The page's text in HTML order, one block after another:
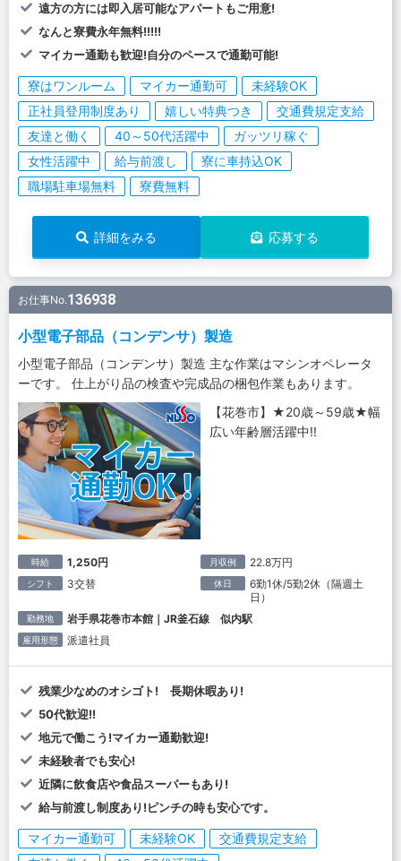
遠方の方には即入居可能なアパートもご用意!
なんと寮費永年無料!!!!!
マイカー通勤も歓迎!自分のペースで通勤可能!
寮はワンルーム マイカー通勤可
未経験OK
正社員登用制度あり
嬉しい特典つき
交通費規定支給
友達と働く
40～50代活躍中
ガッツリ稼ぐ
女性活躍中
給与前渡し
寮に車持込OK
職場駐車場無料
寮費無料
詳細をみる 応募する
お仕事No.136938
小型電子部品（コンデンサ）製造
小型電子部品（コンデンサ）製造 主な作業はマシンオペレータ
ーです。 仕上がり品の検査や完成品の梱包作業もあります。
【花巻市】★20歳～59歳★幅
広い年齢層活躍中!!
時給 1,250円 月収例 22.8万円
シフト 3交替 休日
6勤1休/5勤2休（隔週土
日）
勤務地 岩手県花巻市本館｜JR釜石線 似内駅
雇用形態 派遣社員
残業少なめのオシゴト! 長期休暇あり!
50代歓迎!!
地元で働こう!マイカー通勤歓迎!
未経験者でも安心!
近隣に飲食店や食品スーパーもあり!
給与前渡し制度あり!ピンチの時も安心です。
マイカー通勤可 未経験OK
交通費規定支給